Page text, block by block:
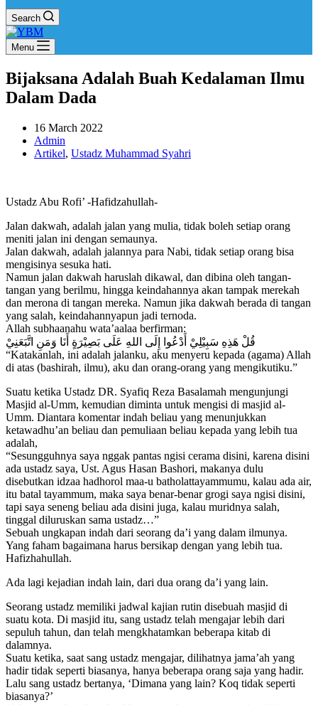
Search
Menu
Bijaksana Adalah Buah Kedalaman Ilmu
Dalam Dada
16 March 2022
Admin
Artikel, Ustadz Muhammad Syahri
Ustadz Abu Rofi’ -Hafidzahullah-
Jalan dakwah, adalah jalan yang mulia, tidak boleh setiap orang
meniti jalan ini dengan semaunya.
Jalan dakwah, adalah jalannya para Nabi, tidak setiap orang bisa
mengisinya sesuka hati.
Namun jalan dakwah haruslah dikawal, dan dibina oleh tangan-
tangan yang berilmu, hingga keindahannya akan tampak merekah
dan merona di tangan mereka. Namun jika dakwah berada di tangan
yang salah, keindahannyapun jadi ternoda.
Allah subhaanahu wata’aalaa berfirman:
قُلْ هَذِهِ سَبِيْلِيْ أَدْعُوا إِلَى اللهِ عَلَى بَصِيْرَةٍ أَنَا وَمَنِ اتَّبَعَنِيْ
“Katakanlah, ini adalah jalanku, aku menyeru kepada (agama) Allah
di atas (bashirah, ilmu), aku dan orang-orang yang mengikutiku.”
Suatu ketika Ustadz DR. Syafiq Reza Basalamah mengunjungi
Masjid al-Umm, kemudian diminta untuk mengisi di masjid al-
Umm. Diantara komentar indah beliau yang menunjukkan
ketawadhu’an beliau dan pemuliaan beliau kepada yang lebih tua
adalah,
“Sesungguhnya saya nggak pantas ngisi cerama disini, karena disini
ada ustadz saya, Ust. Agus Hasan Bashori, makanya dulu
disebutkan idzaa hadhorol maa-u batholattayammumu, kalau ada air,
itu batal tayammum, maka saya benar-benar grogi saya ngisi disini,
tapi saya seneng beliau ada disini juga, kalau muridnya salah,
tinggal diluruskan sama ustadz…”
Sebuah ungkapan indah dari seorang da’i yang dalam ilmunya.
Yang faham bagaimana harus bersikap dengan yang lebih tua.
Hafizhahullah.
Ada lagi kejadian indah lain, dari dua orang da’i yang lain.
Seorang ustadz memiliki jadwal kajian rutin disebuah masjid di
suatu kota. Di masjid itu, sang ustadz telah mengajar lebih dari
sepuluh tahun, dan telah mengkhatamkan beberapa kitab di
dalamnya.
Suatu ketika, saat sang ustadz mengajar, dilihatnya jama’ah yang
hadir tidak seperti biasanya, hanya beberapa orang saja yang hadir.
Lalu sang ustadz bertanya, ‘Dimana yang lain? Koq tidak seperti
biasanya?’